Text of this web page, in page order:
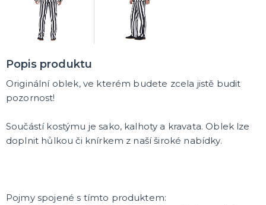
Popis produktu
Originální oblek, ve kterém budete zcela jistě budit
pozornost!
Součástí kostýmu je sako, kalhoty a kravata. Oblek lze
doplnit hůlkou či knírkem z naší široké nabídky.
Pojmy spojené s tímto produktem: